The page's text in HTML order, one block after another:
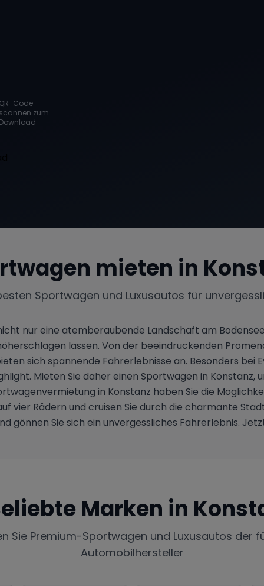
Code
zum
mieten in
Sportwagen und Luxusautos für
nur eine atemberaubende Landschaft am
lassen. Von der beeindruckenden
sich spannende Fahrerlebnisse an. Besonders
Mieten Sie daher einen Sportwagen in Konstanz,
in Konstanz haben Sie die
vier Rädern und cruisen Sie durch die charmante
gönnen Sie sich ein unvergessliches Fahrerlebnis.
Marken in
Sie Premium-Sportwagen und Luxusautos der
Automobilhersteller